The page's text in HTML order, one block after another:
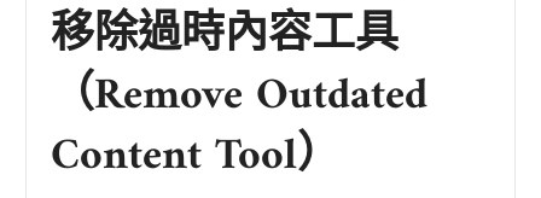
移除過時內容工具
（Remove Outdated
Content Tool）